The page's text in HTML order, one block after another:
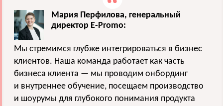
Мария Перфилова, генеральный
директор E-Promo:
Мы стремимся глубже интегрироваться в бизнес
клиентов. Наша команда работает как часть
бизнеса клиента — мы проводим онбординг
и внутреннее обучение, посещаем производство
и шоурумы для глубокого понимания продукта